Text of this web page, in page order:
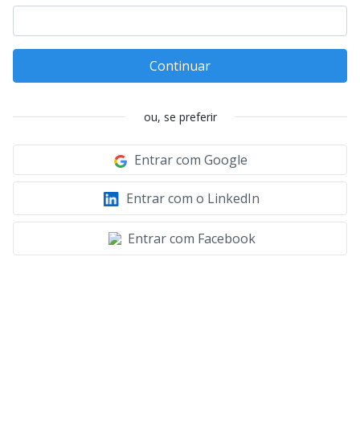
Continuar
ou, se preferir
Entrar com Google
Entrar com o LinkedIn
Entrar com Facebook